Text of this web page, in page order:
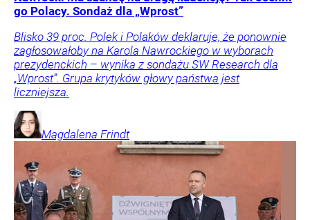
go Polacy. Sondaż dla „Wprost”
Blisko 39 proc. Polek i Polaków deklaruje, że ponownie
zagłosowałoby na Karola Nawrockiego w wyborach
prezydenckich – wynika z sondażu SW Research dla
„Wprost”. Grupa krytyków głowy państwa jest
liczniejsza.
Magdalena Frindt